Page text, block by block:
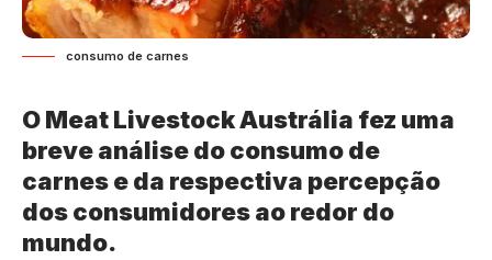
consumo de carnes
O Meat Livestock Austrália fez uma
breve análise do consumo de
carnes e da respectiva percepção
dos consumidores ao redor do
mundo.